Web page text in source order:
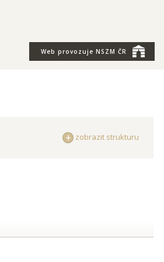
Web provozuje NSZM ČR
zobrazit strukturu